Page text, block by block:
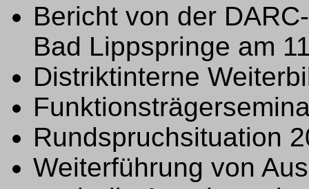
Bericht von der
Bad Lippspringe am
Distriktinterne
Rundspruchsituation
Weiterführung von